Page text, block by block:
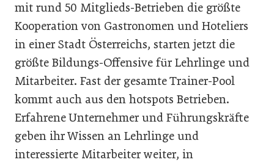
mit rund 50 Mitglieds-Betrieben die größte
Kooperation von Gastronomen und Hoteliers
in einer Stadt Österreichs, starten jetzt die
größte Bildungs-Offensive für Lehrlinge und
Mitarbeiter. Fast der gesamte Trainer-Pool
kommt auch aus den hotspots Betrieben.
Erfahrene Unternehmer und Führungskräfte
geben ihr Wissen an Lehrlinge und
interessierte Mitarbeiter weiter, in